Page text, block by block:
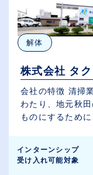
解体
株式会社 タク
会社の特徴 清掃業務や福祉事業、環境事業など多岐に
わたり、地元秋
ものにするため
インターンシップ
受け入れ可能対象